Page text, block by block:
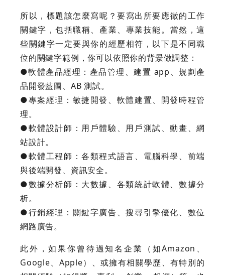
所以，標題該怎麼寫呢？要寫出所要應徵的工作
關鍵字，包括職稱、產業、專業技能。當然，這
些關鍵字一定要與你的經歷相符，以下是不同職
位的關鍵字範例，你可以依照你的背景做調整：
●軟體產品經理：產品管理、建置 app、規劃產
品開發藍圖、AB 測試。
●專案經理：敏捷開發、軟體建置、開發時程管
理。
●軟體設計師：用戶體驗、用戶測試、動畫、網
站設計。
●軟體工程師：各類程式語言、電腦科學、前端
與後端開發、資訊安全。
●數據分析師：大數據、各類統計軟體、數據分
析。
●行銷經理：關鍵字廣告、搜尋引擎優化、數位
網路廣告。
此外，如果你曾待過知名企業（如Amazon、
Google、Apple）、或擁有相關學歷、有特別的